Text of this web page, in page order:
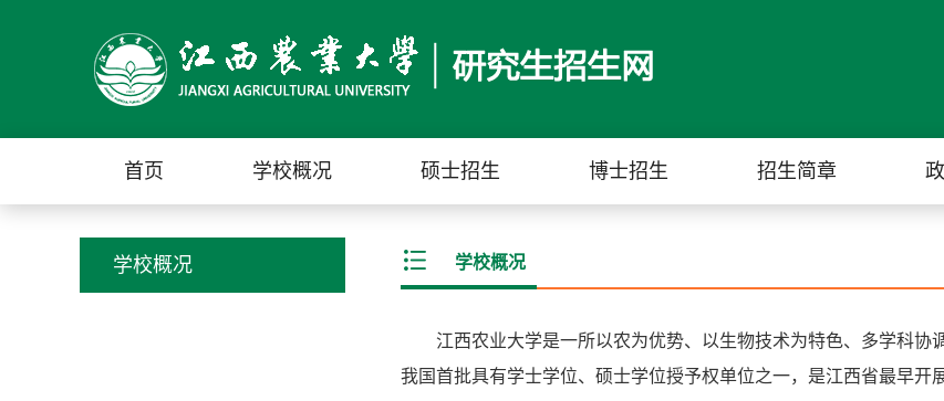
首页 学校概况 硕士招生 博士招生 招生简章
学校概况 学校概况
江西农业大学是一所以农为优势、以生物技术为特色、多学科
我国首批具有学士学位、硕士学位授予权单位之一，是江西省最早